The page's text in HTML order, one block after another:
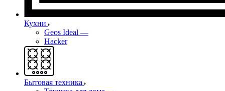
Кухни
Geos Ideal —
Hacker
Бытовая техника